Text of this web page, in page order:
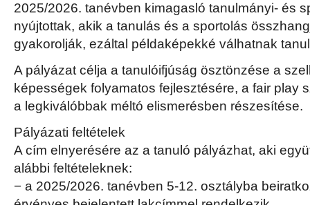
2025/2026. tanévben kimagasló tanulmányi- és
nyújtottak, akik a tanulás és a sportolás
gyakorolják, ezáltal példaképekké válhatnak
A pályázat célja a tanulóifjúság ösztönzése a
képességek folyamatos fejlesztésére, a fair play
a legkiválóbbak méltó elismerésben részesítése.
Pályázati feltételek
A cím elnyerésére az a tanuló pályázhat, aki
alábbi feltételeknek:
− a 2025/2026. tanévben 5-12. osztályba